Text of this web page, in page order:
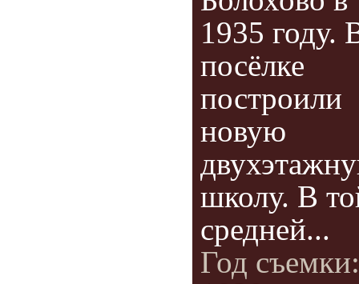
1935 году.
посёлке
построили
новую
школу. В
средней...
Год